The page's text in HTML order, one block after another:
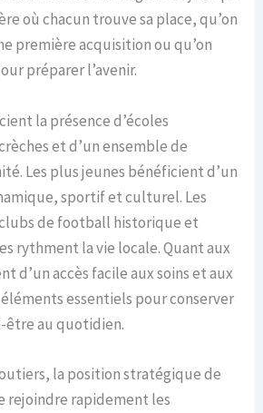
où chacun trouve sa place, qu’on
première acquisition ou qu’on
préparer l’avenir.
la présence d’écoles
et d’un ensemble de
Les plus jeunes bénéficient d’un
sportif et culturel. Les
de football historique et
rythment la vie locale. Quant aux
d’un accès facile aux soins et aux
essentiels pour conserver
être au quotidien.
la position stratégique de
rejoindre rapidement les